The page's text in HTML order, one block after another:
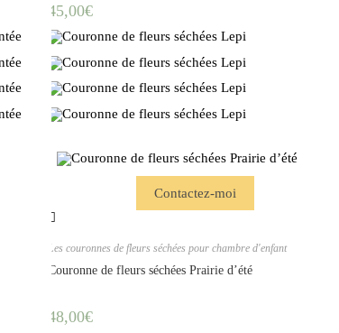
45,00€
Contactez-moi
Les couronnes de fleurs séchées pour chambre d'enfant
Couronne de fleurs séchées Prairie d’été
48,00€